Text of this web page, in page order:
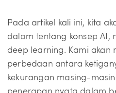
Pada artikel kali ini, kita
dalam tentang konsep AI,
deep learning. Kami akan
perbedaan antara
kekurangan masing-